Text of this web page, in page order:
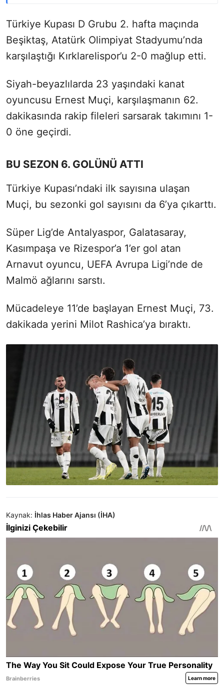
Türkiye Kupası D Grubu 2. hafta maçında
Beşiktaş, Atatürk Olimpiyat Stadyumu’nda
karşılaştığı Kırklarelispor’u 2-0 mağlup etti.
Siyah-beyazlılarda 23 yaşındaki kanat
oyuncusu Ernest Muçi, karşılaşmanın 62.
dakikasında rakip fileleri sarsarak takımını 1-
0 öne geçirdi.
BU SEZON 6. GOLÜNÜ ATTI
Türkiye Kupası’ndaki ilk sayısına ulaşan
Muçi, bu sezonki gol sayısını da 6’ya çıkarttı.
Süper Lig’de Antalyaspor, Galatasaray,
Kasımpaşa ve Rizespor’a 1’er gol atan
Arnavut oyuncu, UEFA Avrupa Ligi’nde de
Malmö ağlarını sarstı.
Mücadeleye 11’de başlayan Ernest Muçi, 73.
dakikada yerini Milot Rashica’ya bıraktı.
Kaynak: İhlas Haber Ajansı (İHA)